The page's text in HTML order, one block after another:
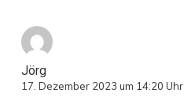
Jörg
17. Dezember 2023 um 14:20 Uhr